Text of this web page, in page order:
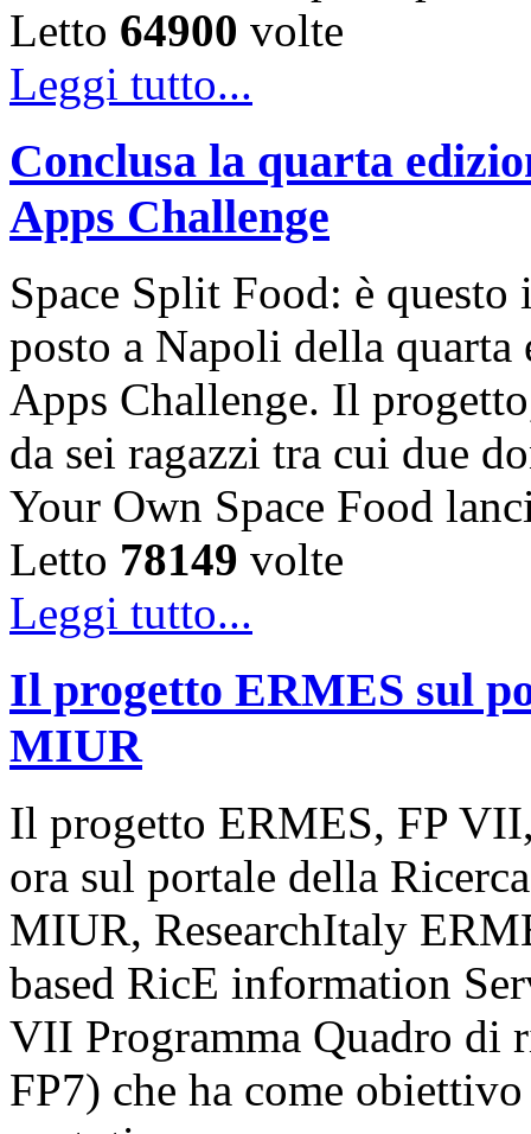
Letto 64900 volte
Leggi tutto...
Conclusa la quarta
Apps Challenge
Space Split Food: è
posto a Napoli della quarta
Apps Challenge. Il
da sei ragazzi tra cui due
Your Own Space Food
Letto 78149 volte
Leggi tutto...
Il progetto ERMES sul
MIUR
Il progetto ERMES, FP
ora sul portale della
MIUR, ResearchItaly
based RicE information
VII Programma Quadro di
FP7) che ha come